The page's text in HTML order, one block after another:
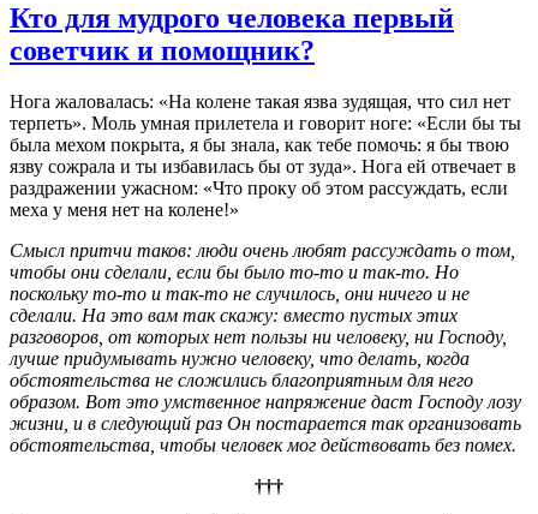
Кто для мудрого человека первый
советчик и помощник?
Нога жаловалась: «На колене такая язва зудящая, что сил нет
терпеть». Моль умная прилетела и говорит ноге: «Если бы ты
была мехом покрыта, я бы знала, как тебе помочь: я бы твою
язву сожрала и ты избавилась бы от зуда». Нога ей отвечает в
раздражении ужасном: «Что проку об этом рассуждать, если
меха у меня нет на колене!»
Смысл притчи таков: люди очень любят рассуждать о том,
чтобы они сделали, если бы было то-то и так-то. Но
поскольку то-то и так-то не случилось, они ничего и не
сделали. На это вам так скажу: вместо пустых этих
разговоров, от которых нет пользы ни человеку, ни Господу,
лучше придумывать нужно человеку, что делать, когда
обстоятельства не сложились благоприятным для него
образом. Вот это умственное напряжение даст Господу лозу
жизни, и в следующий раз Он постарается так организовать
обстоятельства, чтобы человек мог действовать без помех.
†††